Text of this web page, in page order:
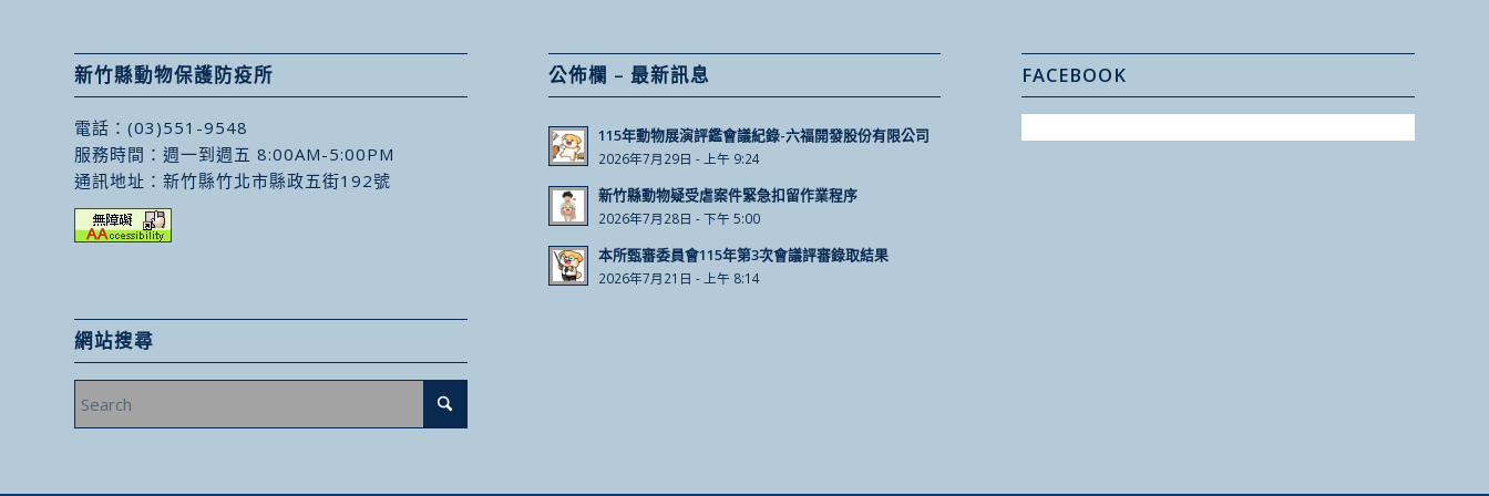
新竹縣動物保護防疫所
電話： (03)551-9548
服務時間：週一到週五 8:00AM-5:00PM
通訊地址： 新竹縣竹北市縣政五街192號
網站搜尋
公佈欄 – 最新訊息
115年動物展演評鑑會議紀錄-六福開發股份有限公司
2026年7月29日 - 上午 9:24
新竹縣動物疑受虐案件緊急扣留作業程序
2026年7月28日 - 下午 5:00
本所甄審委員會115年第3次會議評審錄取結果
2026年7月21日 - 上午 8:14
FACEBOOK